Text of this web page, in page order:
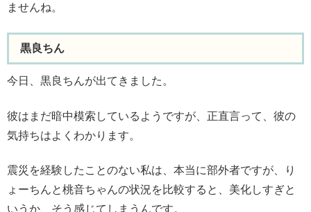
ませんね。
黒良ちん
今日、黒良ちんが出てきました。
彼はまだ暗中模索しているようですが、正直言って、彼の
気持ちはよくわかります。
震災を経験したことのない私は、本当に部外者ですが、り
ょーちんと桃音ちゃんの状況を比較すると、美化しすぎと
いうか、そう感じてしまうんです。